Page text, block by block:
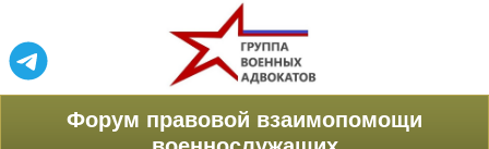
Форум правовой взаимопомощи